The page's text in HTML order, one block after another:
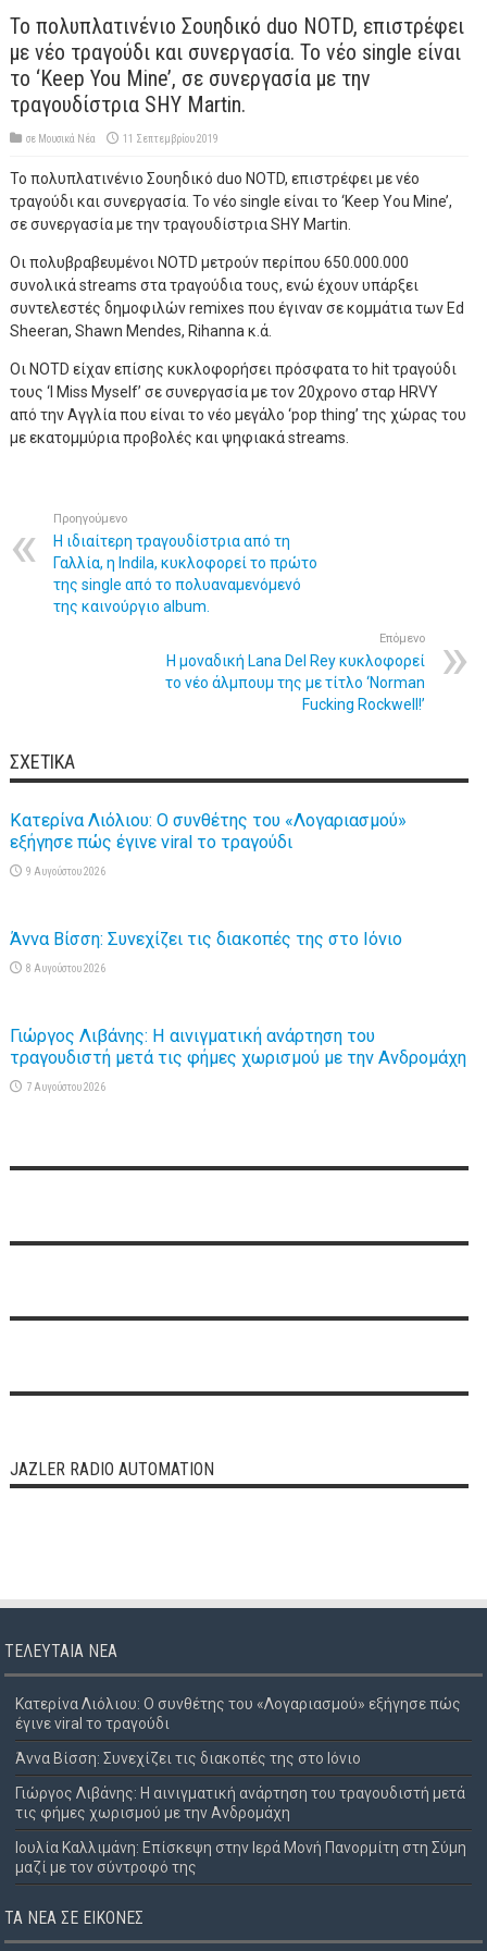
Το πολυπλατινένιο Σουηδικό duo NOTD, επιστρέφει
με νέο τραγούδι και συνεργασία. Το νέο single είναι
το ‘Keep You Mine’, σε συνεργασία με την
τραγουδίστρια SHY Martin.
σε Μουσικά Νέα 11 Σεπτεμβρίου 2019
Το πολυπλατινένιο Σουηδικό duo NOTD, επιστρέφει με νέο
τραγούδι και συνεργασία. Το νέο single είναι το ‘Keep You Mine’,
σε συνεργασία με την τραγουδίστρια SHY Martin.
Oι πολυβραβευμένοι NOTD μετρούν περίπου 650.000.000
συνολικά streams στα τραγούδια τους, ενώ έχουν υπάρξει
συντελεστές δημοφιλών remixes που έγιναν σε κομμάτια των Ed
Sheeran, Shawn Mendes, Rihanna κ.ά.
Οι NOTD είχαν επίσης κυκλοφορήσει πρόσφατα το hit τραγούδι
τους ‘I Miss Myself’ σε συνεργασία με τον 20χρονο σταρ HRVY
από την Αγγλία που είναι το νέο μεγάλο ‘pop thing’ της χώρας του
με εκατομμύρια προβολές και ψηφιακά streams.
Προηγούμενο
H ιδιαίτερη τραγουδίστρια από τη
Γαλλία, η Indila, κυκλοφορεί το πρώτο
της single από το πολυαναμενόμενό
της καινούργιο album.
Επόμενο
Η μοναδική Lana Del Rey κυκλοφορεί
το νέο άλμπουμ της με τίτλο ‘Norman
Fucking Rockwell!’
ΣΧΕΤΙΚΆ
Κατερίνα Λιόλιου: Ο συνθέτης του «Λογαριασμού»
εξήγησε πώς έγινε viral το τραγούδι
9 Αυγούστου 2026
Άννα Βίσση: Συνεχίζει τις διακοπές της στο Ιόνιο
8 Αυγούστου 2026
Γιώργος Λιβάνης: Η αινιγματική ανάρτηση του
τραγουδιστή μετά τις φήμες χωρισμού με την Ανδρομάχη
7 Αυγούστου 2026
JAZLER RADIO AUTOMATION
ΤΕΛΕΥΤΑΊΑ ΝΈΑ
Κατερίνα Λιόλιου: Ο συνθέτης του «Λογαριασμού» εξήγησε πώς
έγινε viral το τραγούδι
Άννα Βίσση: Συνεχίζει τις διακοπές της στο Ιόνιο
Γιώργος Λιβάνης: Η αινιγματική ανάρτηση του τραγουδιστή μετά
τις φήμες χωρισμού με την Ανδρομάχη
Ιουλία Καλλιμάνη: Επίσκεψη στην Ιερά Μονή Πανορμίτη στη Σύμη
μαζί με τον σύντροφό της
ΤΑ ΝΈΑ ΣΕ ΕΙΚΌΝΕΣ